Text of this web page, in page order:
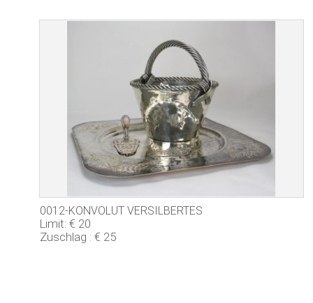
0012-KONVOLUT VERSILBERTES
Limit: € 20
Zuschlag : € 25